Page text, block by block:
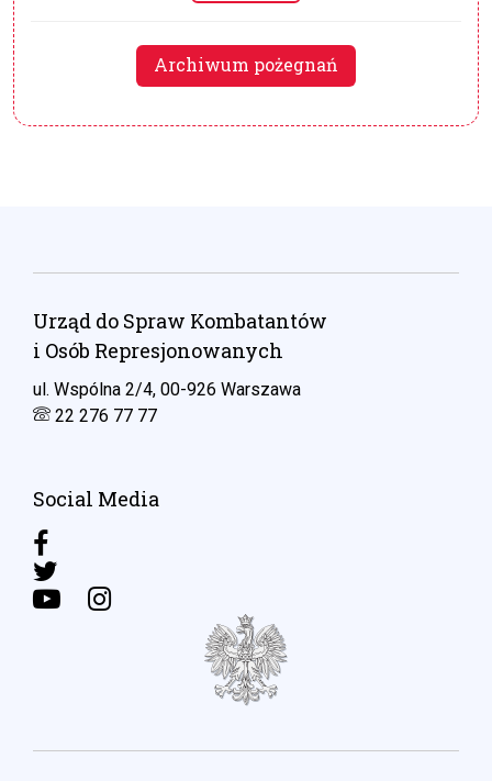
Archiwum pożegnań
Urząd do Spraw Kombatantów
i Osób Represjonowanych
ul. Wspólna 2/4, 00-926 Warszawa
22 276 77 77
Social Media